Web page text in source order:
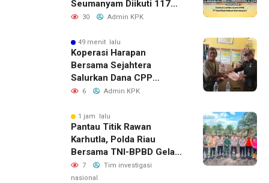
Seumanyam Diikuti 117
Pelajar, H. Ricky Dorong
Berprestasi
30 Admin KPK
49 menit lalu
Koperasi Harapan
Bersama Sejahtera
Salurkan Dana CPP
kepada 143 Calon Petani
PT WIN Terus Diperkuat
6 Admin KPK
1 jam lalu
Pantau Titik Rawan
Karhutla, Polda Riau
Bersama TNI-BPBD Gelar
Patroli Udara Dan Darat
7
Tim investigasi
nasional